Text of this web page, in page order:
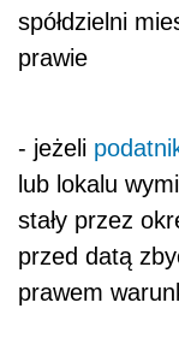
spółdzielni
prawie
- jeżeli
lub lokalu
stały przez
przed datą
prawem